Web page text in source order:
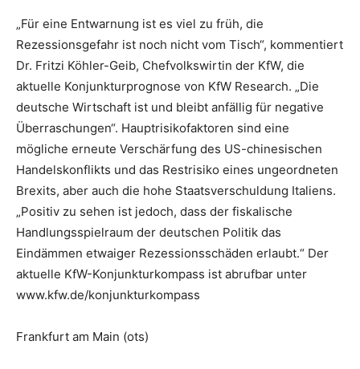
„Für eine Entwarnung ist es viel zu früh, die
Rezessionsgefahr ist noch nicht vom Tisch“, kommentiert
Dr. Fritzi Köhler-Geib, Chefvolkswirtin der KfW, die
aktuelle Konjunkturprognose von KfW Research. „Die
deutsche Wirtschaft ist und bleibt anfällig für negative
Überraschungen“. Hauptrisikofaktoren sind eine
mögliche erneute Verschärfung des US-chinesischen
Handelskonflikts und das Restrisiko eines ungeordneten
Brexits, aber auch die hohe Staatsverschuldung Italiens.
„Positiv zu sehen ist jedoch, dass der fiskalische
Handlungsspielraum der deutschen Politik das
Eindämmen etwaiger Rezessionsschäden erlaubt.“ Der
aktuelle KfW-Konjunkturkompass ist abrufbar unter
www.kfw.de/konjunkturkompass
Frankfurt am Main (ots)